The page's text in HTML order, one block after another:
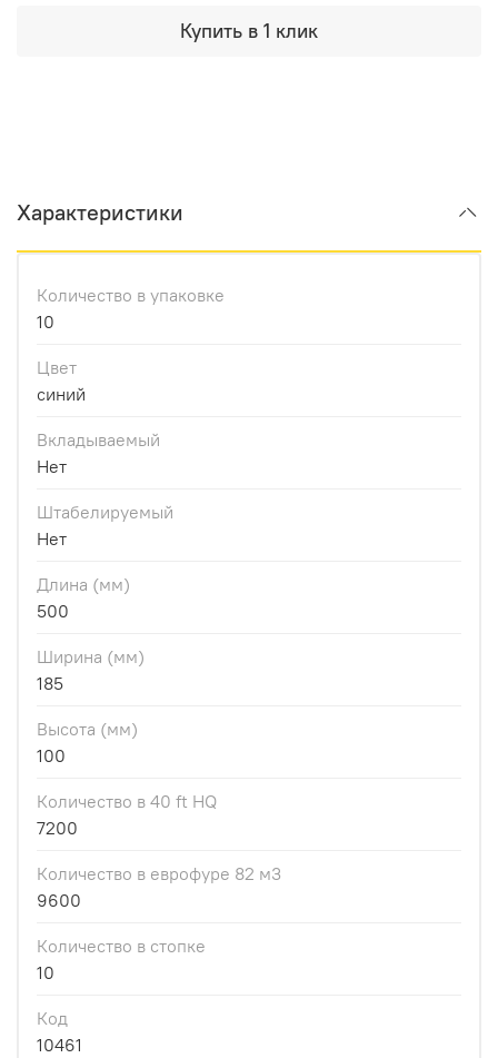
Купить в 1 клик
Характеристики
Количество в упаковке
10
Цвет
синий
Вкладываемый
Нет
Штабелируемый
Нет
Длина (мм)
500
Ширина (мм)
185
Высота (мм)
100
Количество в 40 ft HQ
7200
Количество в еврофуре 82 м3
9600
Количество в стопке
10
Код
10461